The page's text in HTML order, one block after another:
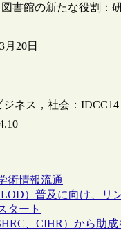
書館の新たな役割
20日
ネス，社会：IDCC14
術情報流通
）普及に向け、
タート
、CIHR）から助